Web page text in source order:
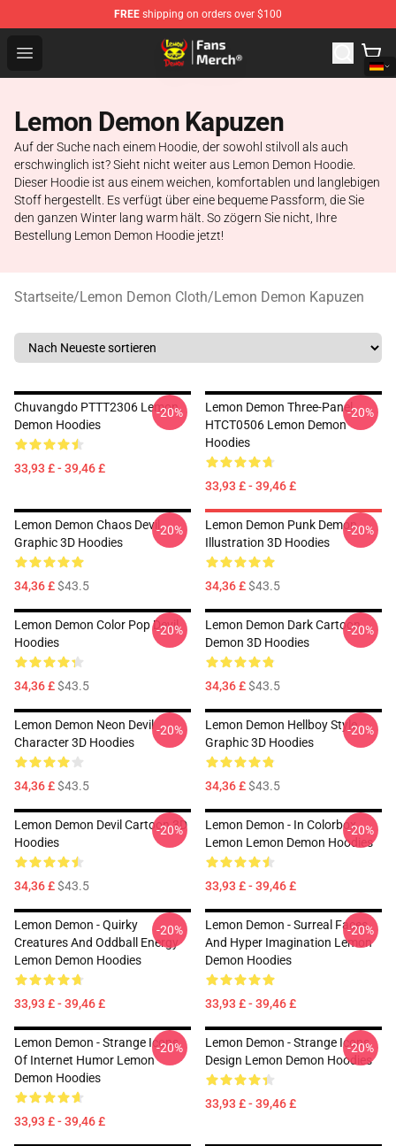
FREE shipping on orders over $100
Open menu
Lemon Demon Store - Official Lemon Demon
Lemon Demon Kapuzen
Auf der Suche nach einem Hoodie, der sowohl stilvoll als auch
erschwinglich ist? Sieht nicht weiter aus Lemon Demon Hoodie.
Dieser Hoodie ist aus einem weichen, komfortablen und langlebigen
Stoff hergestellt. Es verfügt über eine bequeme Passform, die Sie
den ganzen Winter lang warm hält. So zögern Sie nicht, Ihre
Bestellung Lemon Demon Hoodie jetzt!
Startseite/Lemon Demon Cloth/Lemon Demon Kapuzen
Chuvangdo PTTT2306 Lemon
Demon Hoodies
33,93 £ - 39,46 £
-20%
Lemon Demon Three-Panel
HTCT0506 Lemon Demon
Hoodies
33,93 £ - 39,46 £
-20%
Lemon Demon Chaos Devil
Graphic 3D Hoodies
34,36 £$43.5
-20%
Lemon Demon Punk Demon
Illustration 3D Hoodies
34,36 £$43.5
-20%
Lemon Demon Color Pop Devil
Hoodies
34,36 £$43.5
-20%
Lemon Demon Dark Cartoon
Demon 3D Hoodies
34,36 £$43.5
-20%
Lemon Demon Neon Devil
Character 3D Hoodies
34,36 £$43.5
-20%
Lemon Demon Hellboy Style
Graphic 3D Hoodies
34,36 £$43.5
-20%
Lemon Demon Devil Cartoon 3D
Hoodies
34,36 £$43.5
-20%
Lemon Demon - In Colorbox
Lemon Lemon Demon Hoodies
33,93 £ - 39,46 £
-20%
Lemon Demon - Quirky
Creatures And Oddball Energy
Lemon Demon Hoodies
33,93 £ - 39,46 £
-20%
Lemon Demon - Surreal Faces
And Hyper Imagination Lemon
Demon Hoodies
33,93 £ - 39,46 £
-20%
Lemon Demon - Strange Icons
Of Internet Humor Lemon
Demon Hoodies
33,93 £ - 39,46 £
-20%
Lemon Demon - Strange Icons
Design Lemon Demon Hoodies
33,93 £ - 39,46 £
-20%